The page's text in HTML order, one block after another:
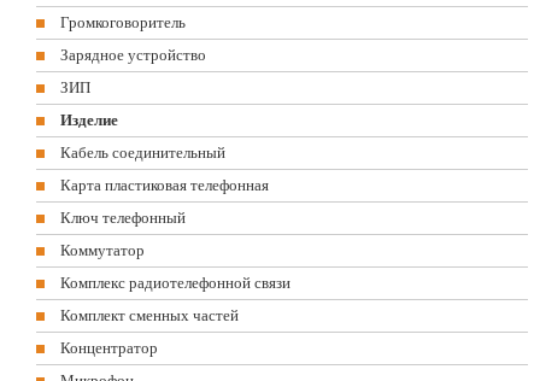
Громкоговоритель
Зарядное устройство
ЗИП
Изделие
Кабель соединительный
Карта пластиковая телефонная
Ключ телефонный
Коммутатор
Комплекс радиотелефонной связи
Комплект сменных частей
Концентратор